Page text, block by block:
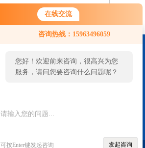
在线交流
咨询热线：15963496059
您好！欢迎前来咨询，很高兴为您
服务，请问您要咨询什么问题呢？
可按Enter键发起咨询 发起咨询